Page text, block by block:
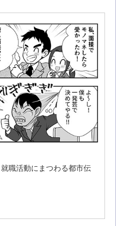
職活動にまつわる都市伝